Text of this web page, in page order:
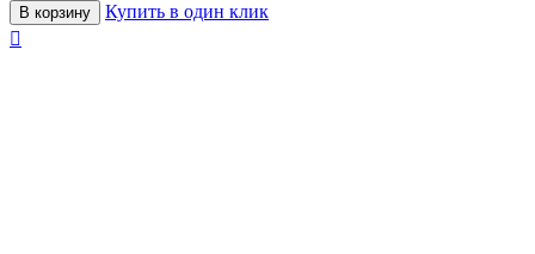
В корзину
Купить в один клик
